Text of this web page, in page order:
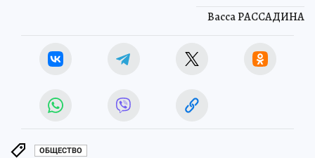
Васса РАССАДИНА
ОБЩЕСТВО